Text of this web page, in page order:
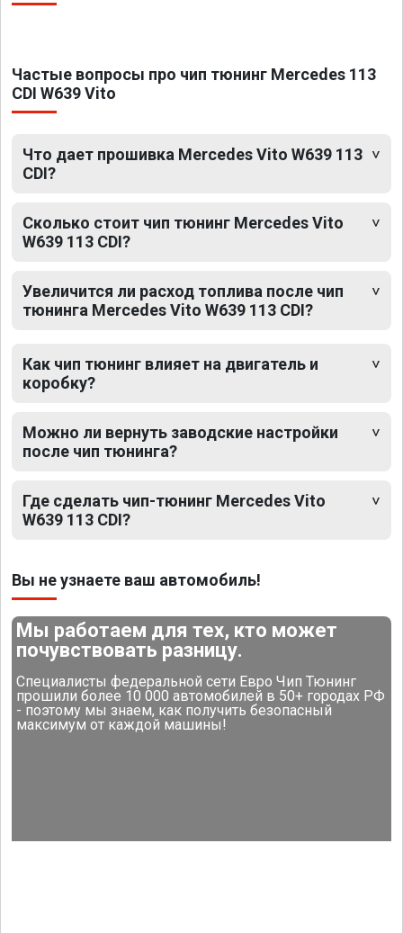
Частые вопросы про чип тюнинг Mercedes 113
CDI W639 Vito
Что дает прошивка Mercedes Vito W639 113
CDI?
Сколько стоит чип тюнинг Mercedes Vito
W639 113 CDI?
Увеличится ли расход топлива после чип
тюнинга Mercedes Vito W639 113 CDI?
Как чип тюнинг влияет на двигатель и
коробку?
Можно ли вернуть заводские настройки
после чип тюнинга?
Где сделать чип-тюнинг Mercedes Vito
W639 113 CDI?
Вы не узнаете ваш автомобиль!
Мы работаем для тех, кто может
почувствовать разницу.
Специалисты федеральной сети Евро Чип Тюнинг
прошили более 10 000 автомобилей в 50+ городах РФ
- поэтому мы знаем, как получить безопасный
максимум от каждой машины!